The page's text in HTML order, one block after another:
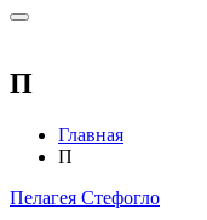
П
Главная
П
Пелагея Стефогло